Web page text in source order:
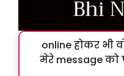
online होकर भी
मेरे message